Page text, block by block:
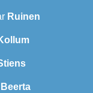
Ruinen
Beerta